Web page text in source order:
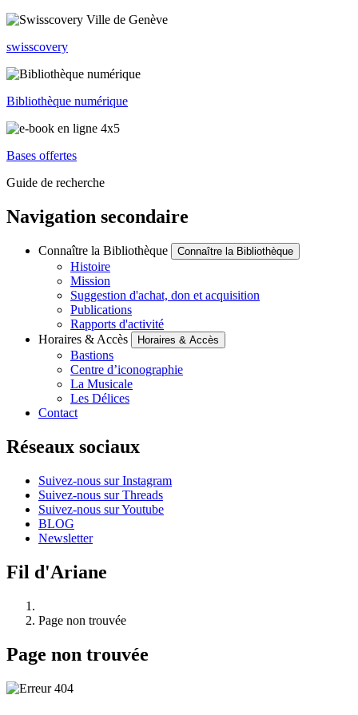
swisscovery
Bibliothèque numérique
Bases offertes
Guide de recherche
Navigation secondaire
Connaître la Bibliothèque Connaître la Bibliothèque
Histoire
Mission
Suggestion d'achat, don et acquisition
Publications
Rapports d'activité
Horaires & Accès
Horaires & Accès
Bastions
Centre d’iconographie
La Musicale
Les Délices
Contact
Réseaux sociaux
Suivez-nous sur Instagram
Suivez-nous sur Threads
Suivez-nous sur Youtube
BLOG
Newsletter
Fil d'Ariane
Page non trouvée
Page non trouvée